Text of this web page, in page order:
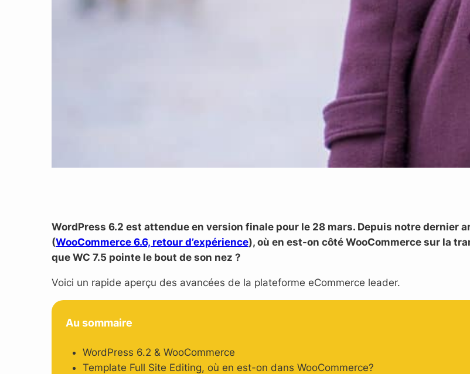
WordPress 6.2 est attendue en version finale pour le 28 mars. Depuis notre dernier
(WooCommerce 6.6, retour d’expérience), où en est-on côté WooCommerce sur la
que WC 7.5 pointe le bout de son nez ?
Voici un rapide aperçu des avancées de la plateforme eCommerce leader.
Au sommaire
WordPress 6.2 & WooCommerce
Template Full Site Editing, où en est-on dans WooCommerce?